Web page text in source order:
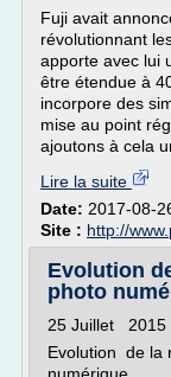
Fuji avait
révolutionnant
apporte avec lui
être étendue à
incorpore des
mise au point
ajoutons à cela
Lire la suite
Date: 2017-08-
Site : http://
Evolution
photo
25 Juillet 2015
Evolution de la